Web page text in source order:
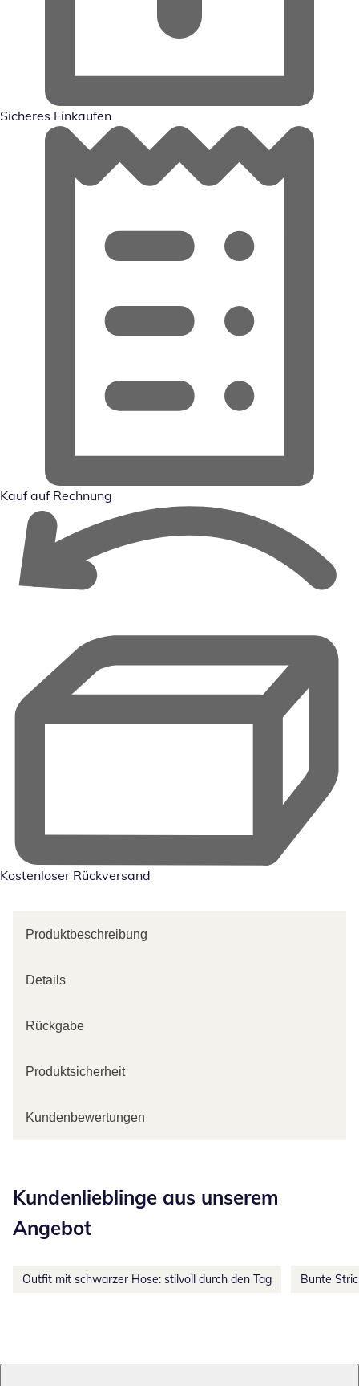
Sicheres Einkaufen
Kauf auf Rechnung
Kostenloser Rückversand
Produktbeschreibung
Details
Rückgabe
Produktsicherheit
Kundenbewertungen
Kundenlieblinge aus unserem
Angebot
Outfit mit schwarzer Hose: stilvoll durch den Tag Bunte